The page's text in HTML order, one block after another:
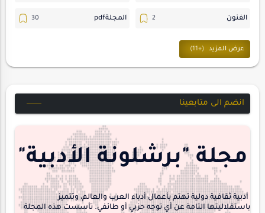
الفنون المجلةpdf
المسرح
هايكو
interview
انضم الى متابعينا
مجلة "برشلونة الأدبية"
أدبية ثقافية دولية تهتم بأعمال أدباء العرب والعالم، وتتميز
باستقلاليتها التامة عن أي توجه حزبي أو طائفي. تأسست هذه المجلة